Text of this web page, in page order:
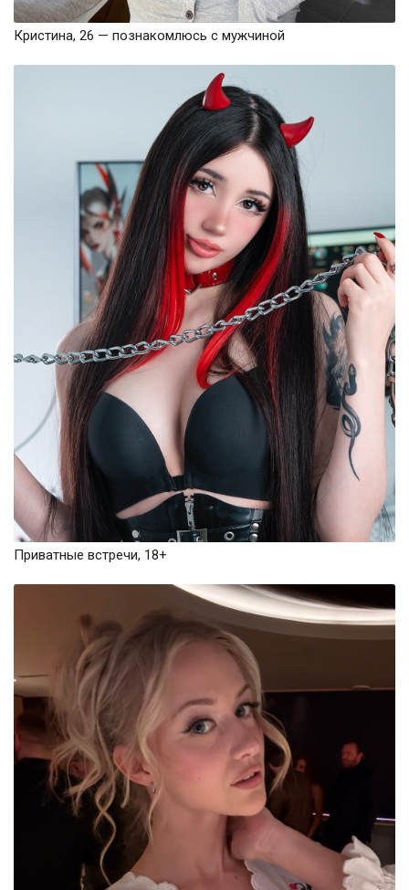
Кристина, 26 — познакомлюсь с мужчиной
Приватные встречи, 18+